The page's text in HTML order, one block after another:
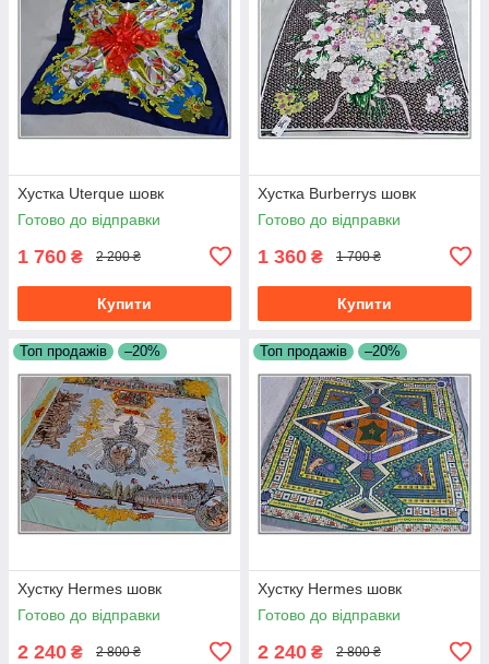
Хустка Uterque шовк
Готово до відправки
1 760 ₴ 2 200 ₴
Купити
Хустка Burberrys шовк
Готово до відправки
1 360 ₴ 1 700 ₴
Купити
Топ продажів –20%
Хустку Hermes шовк
Готово до відправки
2 240 ₴ 2 800 ₴
Топ продажів –20%
Хустку Hermes шовк
Готово до відправки
2 240 ₴ 2 800 ₴